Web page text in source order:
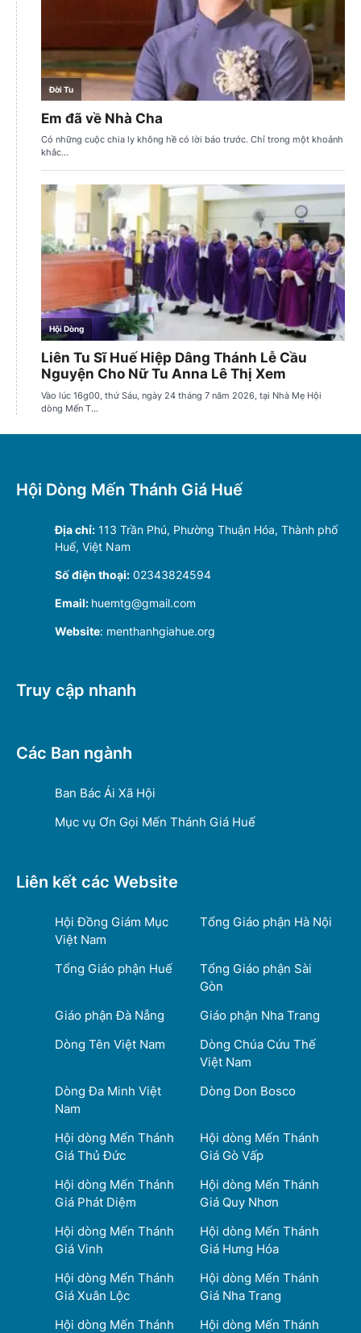
Hội Dòng Mến Thánh Giá Huế
Địa chỉ: 113 Trần Phú, Phường Thuận Hóa, Thành phố
Huế, Việt Nam
Số điện thoại: 02343824594
Email: huemtg@gmail.com
Website: menthanhgiahue.org
Truy cập nhanh
Các Ban ngành
Ban Bác Ái Xã Hội
Mục vụ Ơn Gọi Mến Thánh Giá Huế
Liên kết các Website
Hội Đồng Giám Mục
Việt Nam
Tổng Giáo phận Hà Nội
Tổng Giáo phận Huế
Tổng Giáo phận Sài
Gòn
Giáo phận Đà Nẵng
Giáo phận Nha Trang
Dòng Tên Việt Nam
Dòng Chúa Cứu Thế
Việt Nam
Dòng Đa Minh Việt
Nam
Dòng Don Bosco
Hội dòng Mến Thánh
Giá Thủ Đức
Hội dòng Mến Thánh
Giá Gò Vấp
Hội dòng Mến Thánh
Giá Phát Diệm
Hội dòng Mến Thánh
Giá Quy Nhơn
Hội dòng Mến Thánh
Giá Vinh
Hội dòng Mến Thánh
Giá Hưng Hóa
Hội dòng Mến Thánh
Giá Xuân Lộc
Hội dòng Mến Thánh
Giá Nha Trang
Hội dòng Mến Thánh
Hội dòng Mến Thánh